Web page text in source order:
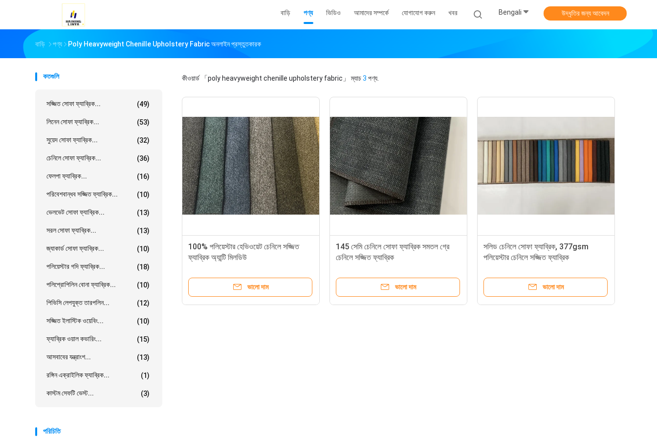
বাড়ি পণ্য ভিডিও আমাদের সম্পর্কে যোগাযোগ করুন খবর Bengali উদ্ধৃতির জন্য আবেদন
বাড়ি পণ্য Poly Heavyweight Chenille Upholstery Fabric অনলাইন প্রস্তুতকারক
কতগুলি
সজ্জিত সোফা ফ্যাব্রিক... (49)
লিনেন সোফা ফ্যাব্রিক... (53)
সুয়েদ সোফা ফ্যাব্রিক... (32)
চেনিলে সোফা ফ্যাব্রিক... (36)
ফেলপা ফ্যাব্রিক... (16)
পরিবেশবান্ধব সজ্জিত ফ্যাব্রিক... (10)
ভেলভেট সোফা ফ্যাব্রিক... (13)
সরল সোফা ফ্যাব্রিক... (13)
জ্যাকার্ড সোফা ফ্যাব্রিক... (10)
পলিয়েস্টার গদি ফ্যাব্রিক... (18)
পলিপ্রোপিলিন বোনা ফ্যাব্রিক... (10)
পিভিসি লেপযুক্ত তারপলিন... (12)
সজ্জিত ইলাস্টিক ওয়েবিং... (10)
ফ্যাব্রিক ওয়াল কভারিং... (15)
আসবাবের যন্ত্রাংশ... (13)
রঙ্গিন এক্রাইলিক ফ্যাব্রিক... (1)
কাস্টম সেফটি ভেস্ট... (3)
পরিচিতি
কীওয়ার্ড 「poly heavyweight chenille upholstery fabric」 ম্যাচ3 পণ্য.
100% পলিয়েস্টার হেভিওয়েট চেনিলে সজ্জিত
ফ্যাব্রিক অ্যান্টি মিলডিউ
ভালো দাম
145 সেমি চেনিলে সোফা ফ্যাব্রিক সমতল গ্রে
চেনিলে সজ্জিত ফ্যাব্রিক
ভালো দাম
সলিড চেনিলে সোফা ফ্যাব্রিক, 377gsm
পলিয়েস্টার চেনিলে সজ্জিত ফ্যাব্রিক
ভালো দাম